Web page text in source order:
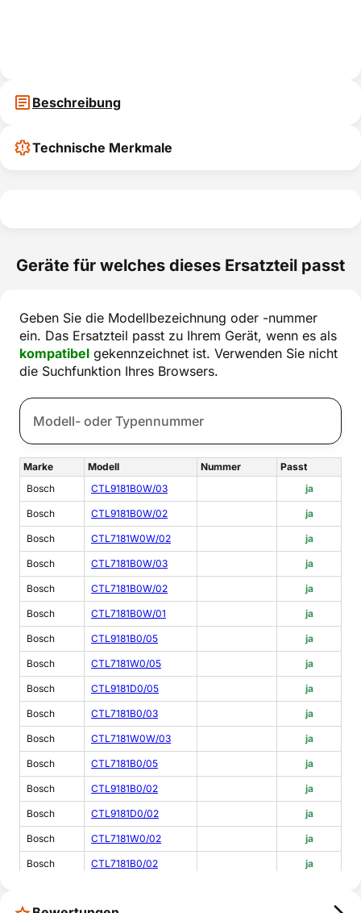
Beschreibung
Technische Merkmale
Geräte für welches dieses Ersatzteil passt
Geben Sie die Modellbezeichnung oder -nummer
ein. Das Ersatzteil passt zu Ihrem Gerät, wenn es als
kompatibel gekennzeichnet ist. Verwenden Sie nicht
die Suchfunktion Ihres Browsers.
Marke Modell Nummer
Passt
Bosch
CTL9181B0W/03 ja
Bosch CTL9181B0W/02 ja
Bosch CTL7181W0W/02 ja
Bosch CTL7181B0W/03 ja
Bosch CTL7181B0W/02 ja
Bosch CTL7181B0W/01 ja
Bosch CTL9181B0/05 ja
Bosch CTL7181W0/05 ja
Bosch CTL9181D0/05 ja
Bosch CTL7181B0/03 ja
Bosch CTL7181W0W/03 ja
Bosch CTL7181B0/05 ja
Bosch CTL9181B0/02 ja
Bosch CTL9181D0/02 ja
Bosch CTL7181W0/02 ja
Bosch CTL7181B0/02 ja